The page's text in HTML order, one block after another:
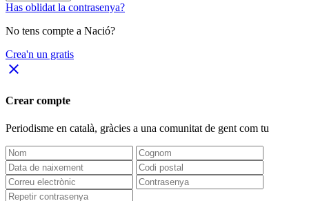
Has oblidat la contrasenya?
No tens compte a Nació?
Crea'n un gratis
close
Crear compte
Periodisme en català, gràcies a una comunitat de gent com tu